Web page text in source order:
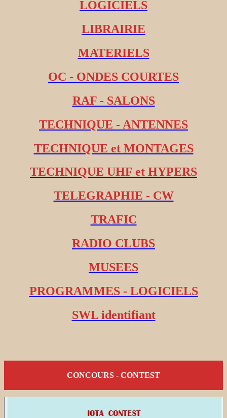
LOGICIELS
LIBRAIRIE
MATERIELS
OC - ONDES COURTES
RAF - SALONS
TECHNIQUE - ANTENNES
TECHNIQUE et MONTAGES
TECHNIQUE UHF et HYPERS
TELEGRAPHIE - CW
TRAFIC
RADIO CLUBS
MUSEES
PROGRAMMES - LOGICIELS
SWL identifiant
CONCOURS - CONTEST